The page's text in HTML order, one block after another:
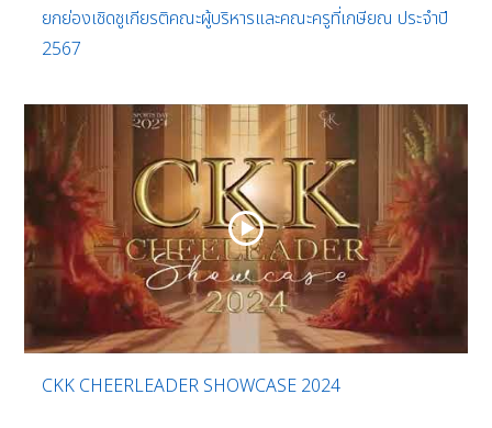
ยกย่องเชิดชูเกียรติคณะผู้บริหารและคณะครูที่เกษียณ ประจำปี
2567
CKK CHEERLEADER SHOWCASE 2024